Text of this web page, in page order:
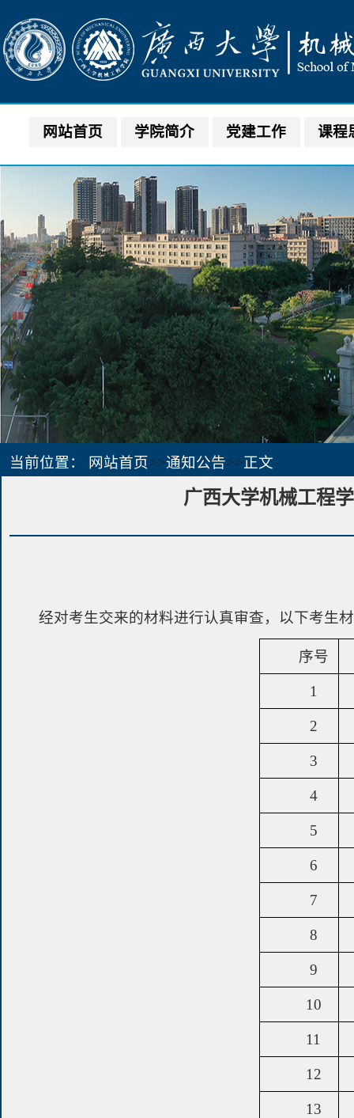
网站首页 学院简介 党建工作 课程
当前位置： 网站首页>>通知公告>>正文
广西大学机械工程
经对考生交来的材料进行认真审查，以下考生
序号
1
2
3
4
5
6
7
8
9
10
11
12
13